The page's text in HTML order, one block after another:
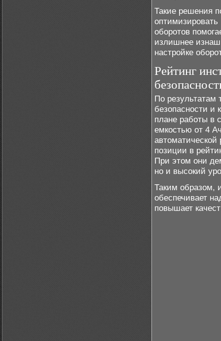
Такие решения
оборотов
излишнее
настройке
Рейтинг
По
безопасности и
плане работы в
емкостью от 4
позиции в
При этом они
но и высокий
Таким образом,
обеспечивает
повышает